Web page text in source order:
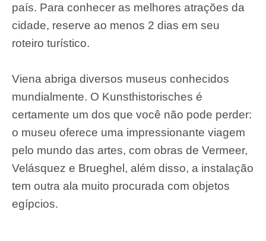
país. Para conhecer as melhores atrações da
cidade, reserve ao menos 2 dias em seu
roteiro turístico.
Viena abriga diversos museus conhecidos
mundialmente. O Kunsthistorisches é
certamente um dos que você não pode perder:
o museu oferece uma impressionante viagem
pelo mundo das artes, com obras de Vermeer,
Velásquez e Brueghel, além disso, a instalação
tem outra ala muito procurada com objetos
egípcios.